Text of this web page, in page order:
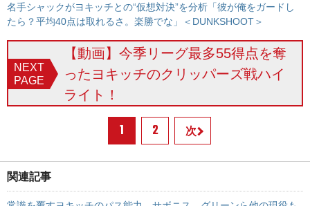
名手シャックがヨキッチとの“仮想対決”を分析「彼が俺をガードし
たら？平均40点は取れるさ。楽勝でな」＜DUNKSHOOT＞
NEXT
PAGE
【動画】今季リーグ最多55得点を奪
ったヨキッチのクリッパーズ戦ハイ
ライト！
1 2 次
関連記事